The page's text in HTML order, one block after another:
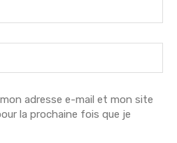
adresse e-mail et mon site
la prochaine fois que je